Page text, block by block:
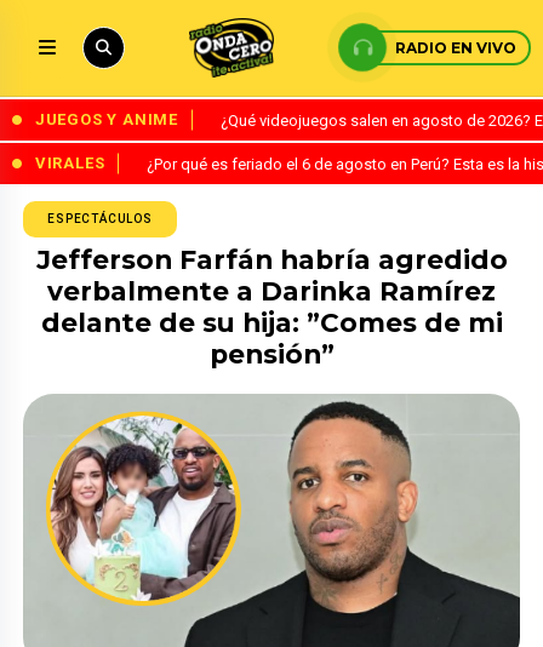
RADIO EN VIVO
JUEGOS Y ANIME ¿Qué videojuegos salen en agosto de
VIRALES ¿Por qué es feriado el 6 de agosto en Perú? Esta es la
ESPECTÁCULOS
Jefferson Farfán habría agredido
verbalmente a Darinka Ramírez
delante de su hija: ”Comes de mi
pensión”